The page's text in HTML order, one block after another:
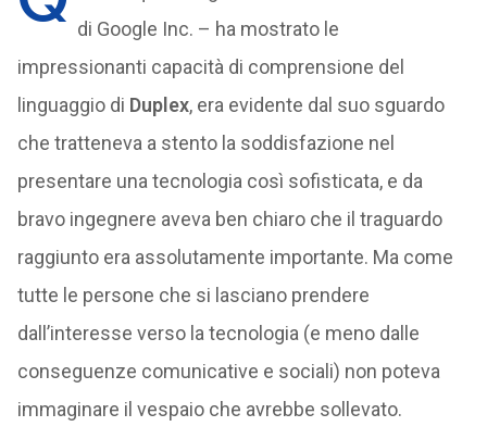
di Google Inc. – ha mostrato le
impressionanti capacità di comprensione del
linguaggio di Duplex, era evidente dal suo sguardo
che tratteneva a stento la soddisfazione nel
presentare una tecnologia così sofisticata, e da
bravo ingegnere aveva ben chiaro che il traguardo
raggiunto era assolutamente importante. Ma come
tutte le persone che si lasciano prendere
dall’interesse verso la tecnologia (e meno dalle
conseguenze comunicative e sociali) non poteva
immaginare il vespaio che avrebbe sollevato.